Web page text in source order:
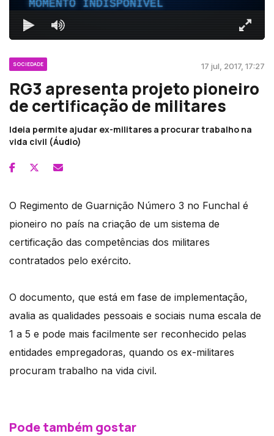
MOMENTO INDISPONÍVEL
SOCIEDADE 17 jul, 2017, 17:27
RG3 apresenta projeto pioneiro
de certificação de militares
Ideia permite ajudar ex-militares a procurar trabalho na
vida civil (Áudio)
O Regimento de Guarnição Número 3 no Funchal é
pioneiro no país na criação de um sistema de
certificação das competências dos militares
contratados pelo exército.
O documento, que está em fase de implementação,
avalia as qualidades pessoais e sociais numa escala de
1 a 5 e pode mais facilmente ser reconhecido pelas
entidades empregadoras, quando os ex-militares
procuram trabalho na vida civil.
Pode também gostar